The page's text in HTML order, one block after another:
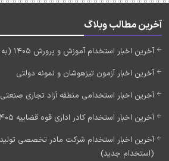
آخرین مطالب وبلاگ
آخرین اخبار استخدام آموزش و پرورش 1405 (به زودی)
آخرین اخبار آزمون تیزهوشان و نمونه دولتی
آخرین اخبار استخدامی منطقه آزاد تجاری صنعتی 1405
آخرین اخبار استخدام کادر اداری قوه قضاییه 1405 (به زودی)
(استخدام جدید)